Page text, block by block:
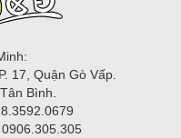
17, Quận Gò Vấp.
Bình.